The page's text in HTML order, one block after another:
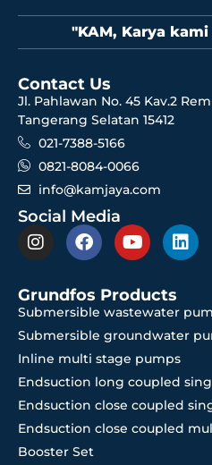
"KAM, Karya
Contact Us
Jl. Pahlawan No. 45 Kav.2
Tangerang Selatan 15412
021-7388-5166
0821-8084-0066
info@kamjaya.com
Social Media
Grundfos Products
Submersible wastewater
Submersible groundwater
Inline multi stage pumps
Endsuction long coupled
Endsuction close coupled
Endsuction close coupled
Booster Set